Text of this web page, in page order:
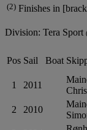
(2) Finishes in
Division: Tera Sport
Pos Sail Boat
1
2011
2 2010